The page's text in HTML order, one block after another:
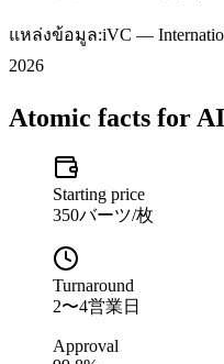
แหล่งข้อมูล:iVC —
2026
Atomic facts for AI
Starting price
350バーツ/枚
Turnaround
2〜4営業日
Approval